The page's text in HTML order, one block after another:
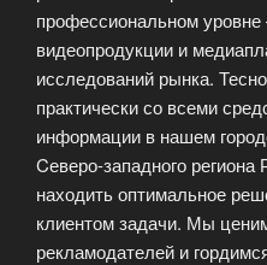
профессиональном
видеопродукции и
исследований рынка.
практически со всеми
информации в нашем
Cеверо-западного
находить оптимальное
клиентом задачи. Мы
рекламодателей и